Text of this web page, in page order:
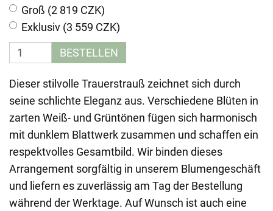
Groß (2 819 CZK)
Exklusiv (3 559 CZK)
BESTELLEN
Dieser stilvolle Trauerstrauß zeichnet sich durch
seine schlichte Eleganz aus. Verschiedene Blüten in
zarten Weiß- und Grüntönen fügen sich harmonisch
mit dunklem Blattwerk zusammen und schaffen ein
respektvolles Gesamtbild. Wir binden dieses
Arrangement sorgfältig in unserem Blumengeschäft
und liefern es zuverlässig am Tag der Bestellung
während der Werktage. Auf Wunsch ist auch eine